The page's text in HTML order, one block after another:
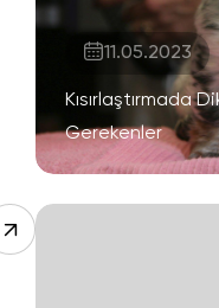
11.05.2023
Kısırlaştırmada
Gerekenler